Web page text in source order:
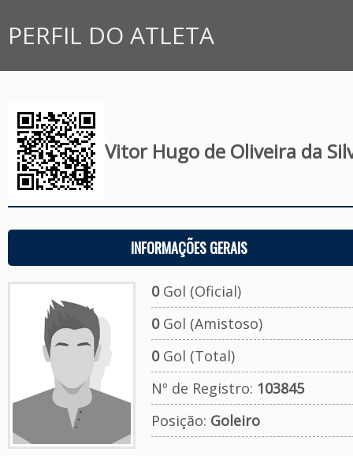
PERFIL DO ATLETA
Vitor Hugo de Oliveira da
INFORMAÇÕES GERAIS
0Gol (Oficial)
0Gol (Amistoso)
0Gol (Total)
Nº de Registro: 103845
Posição: Goleiro